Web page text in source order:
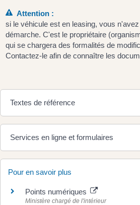
Attention :
si le véhicule est en leasing, vous
démarche. C'est le propriétaire
qui se chargera des formalités de
Contactez-le afin de connaître les
Textes de référence
Services en ligne et formulaires
Pour en savoir plus
Points numériques
Ministère chargé de l'intérieur